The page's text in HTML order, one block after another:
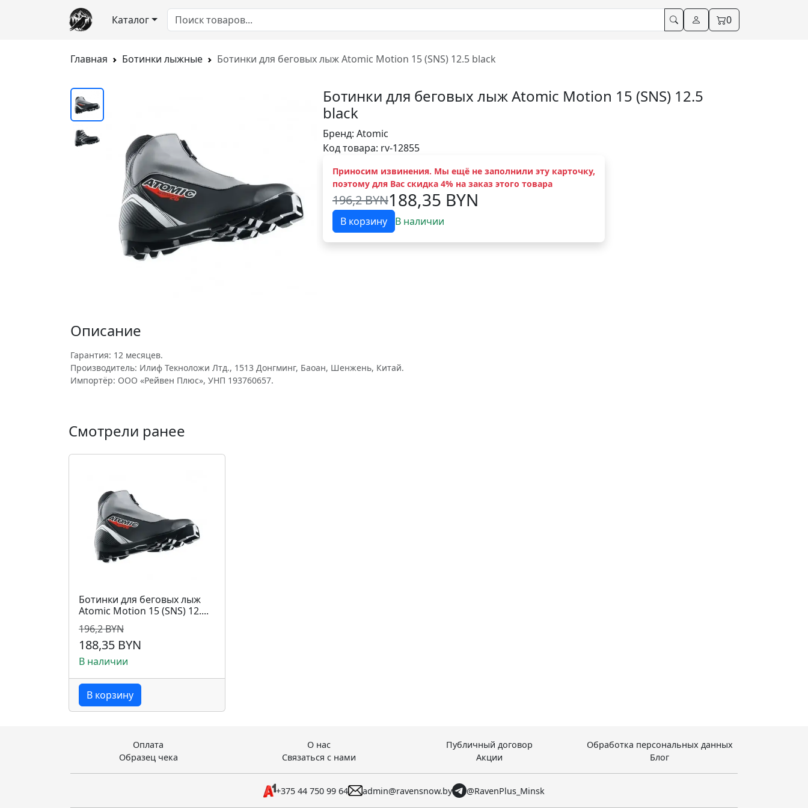
Каталог 0
Главная Ботинки лыжные Ботинки для беговых лыж Atomic Motion 15 (SNS) 12.5 black
Ботинки для беговых лыж Atomic Motion 15 (SNS) 12.5
black
Бренд: Atomic
Код товара: rv-12855
Приносим извинения. Мы ещё не заполнили эту карточку,
поэтому для Вас скидка 4% на заказ этого товара
196,2 BYN188,35 BYN
В корзину В наличии
Описание
Гарантия: 12 месяцев.
Производитель: Илиф Текноложи Лтд., 1513 Донгминг, Баоан, Шенжень, Китай.
Импортёр: ООО «Рейвен Плюс», УНП 193760657.
Смотрели ранее
Ботинки для беговых лыж
Atomic Motion 15 (SNS) 12....
196,2 BYN
188,35 BYN
В наличии
В корзину
Оплата О нас Публичный договор
Обработка персональных данных
Образец чека
Связаться с нами Акции Блог
+375 44 750 99 64 admin@ravensnow.by @RavenPlus_Minsk